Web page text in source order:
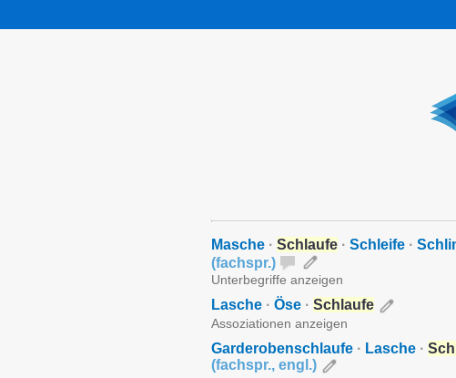
Masche · Schlaufe · Schleife ·
(fachspr.)
Unterbegriffe anzeigen
Lasche · Öse · Schlaufe
Assoziationen anzeigen
Garderobenschlaufe · Lasche ·
(fachspr., engl.)